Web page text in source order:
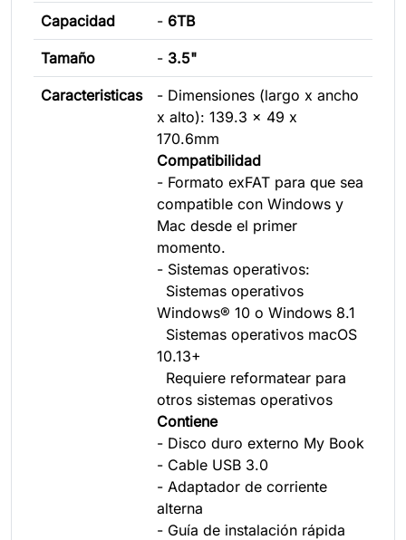
Capacidad - 6TB
Tamaño - 3.5"
Caracteristicas
- Dimensiones (largo x ancho
x alto): 139.3 x 49 x
170.6mm
Compatibilidad
- Formato exFAT para que sea
compatible con Windows y
Mac desde el primer
momento.
- Sistemas operativos:
Sistemas operativos
Windows® 10 o Windows 8.1
Sistemas operativos macOS
10.13+
Requiere reformatear para
otros sistemas operativos
Contiene
- Disco duro externo My Book
- Cable USB 3.0
- Adaptador de corriente
alterna
- Guía de instalación rápida